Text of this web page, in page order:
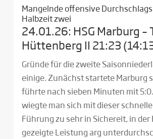
Mangelnde offensive
Halbzeit zwei
24.01.26: HSG Marburg –
Hüttenberg II 21:23
Gründe für die zweite
einige. Zunächst startete Marburg
führte nach sieben Minuten mit
wiegte man sich mit dieser
Führung zu sehr in Sichereit, in der
gezeigte Leistung arg